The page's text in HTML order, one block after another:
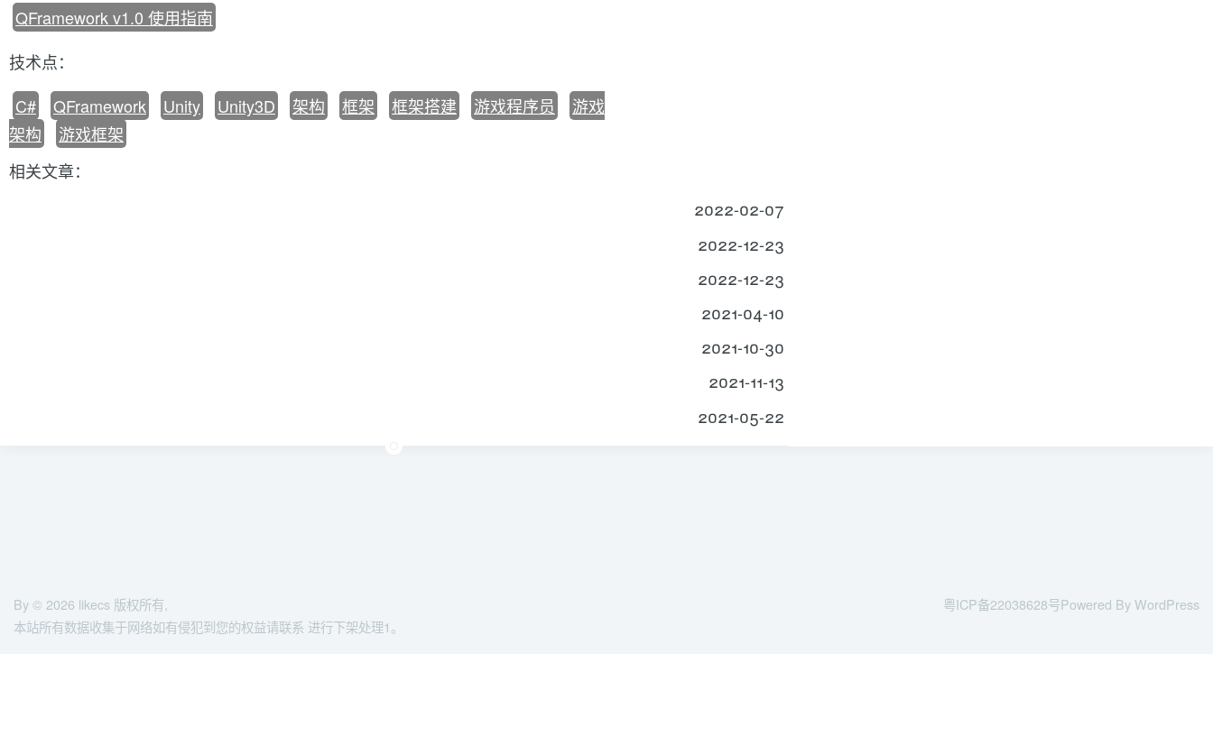
QFramework v1.0 使用指南
技术点：
C#
QFramework Unity Unity3D 架构 框架 框架搭建 游戏程序员
游戏
架构
游戏框架
相关文章：
2022-02-07
2022-12-23
2022-12-23
2021-04-10
2021-10-30
2021-11-13
2021-05-22
By © 2026 likecs 版权所有,
本站所有数据收集于网络如有侵犯到您的权益请联系 进行下架处理1。
粤ICP备22038628号Powered By WordPress